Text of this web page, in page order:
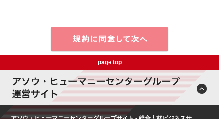
page top